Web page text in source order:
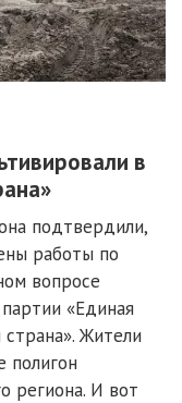
в
подтвердили,
работы по
вопросе
«Единая
Жители
полигон
региона. И вот